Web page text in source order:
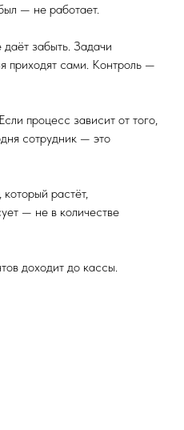
— не работает.
забыть. Задачи
приходят сами. Контроль —
Если процесс зависит от того,
сотрудник — это
растёт,
— не в количестве
доходит до кассы.